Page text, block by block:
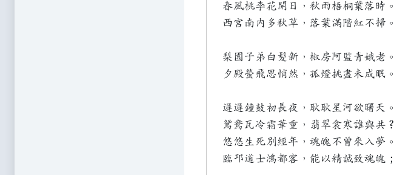
春風桃李花開日，秋雨梧桐葉落時。
西宮南內多秋草，落葉滿階紅不掃。
梨園子弟白髮新，椒房阿監青娥老。
夕殿螢飛思悄然，孤燈挑盡未成眠。
遲遲鐘鼓初長夜，耿耿星河欲曙天。
鴛鴦瓦冷霜華重，翡翠衾寒誰與共？
悠悠生死別經年，魂魄不曾來入夢。
臨邛道士鴻都客，能以精誠致魂魄；